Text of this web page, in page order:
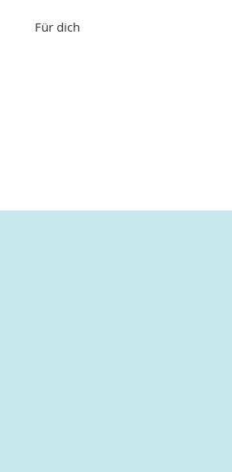
Für dich